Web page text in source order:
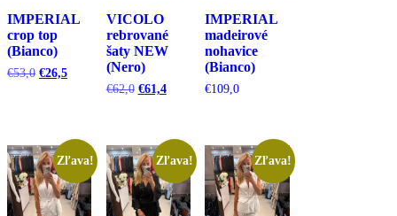
IMPERIAL
crop top
(Bianco)
€53,0 Pôvodná
€26,5Aktuálna
VICOLO
rebrované
šaty NEW
(Nero)
€62,0 Pôvodná
€61,4Aktuálna
IMPERIAL
madeirové
nohavice
(Bianco)
€109,0
Zľava! Zľava! Zľava!